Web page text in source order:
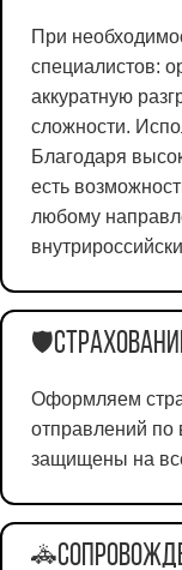
При
специалистов:
аккуратную
сложности.
Благодаря
есть
любому
🛡️
Оформляем
отправлений
защищены на
🚓